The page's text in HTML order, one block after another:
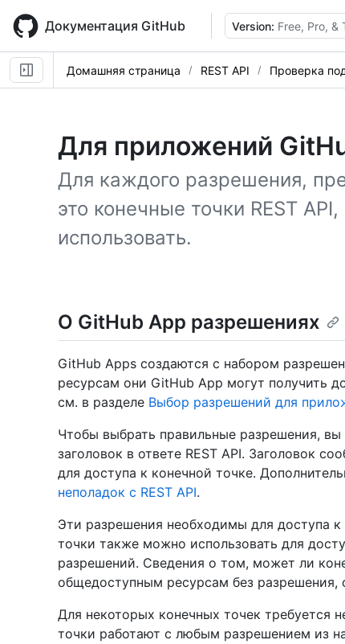
main
content
Документация GitHub Version: Free, Pro, &
Домашняя страница REST API Проверка
Для приложений
Для каждого разрешения,
это конечные точки REST
использовать.
О GitHub App разрешениях
GitHub Apps создаются с набором
ресурсам они GitHub App могут получить
см. в разделе Выбор разрешений для
Чтобы выбрать правильные разрешения, вы
заголовок в ответе REST API. Заголовок
для доступа к конечной точке.
неполадок с REST API.
Эти разрешения необходимы для доступа
точки также можно использовать для
разрешений. Сведения о том, может ли
общедоступным ресурсам без разрешения,
Для некоторых конечных точек требуется
точки работают с любым разрешением из